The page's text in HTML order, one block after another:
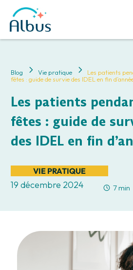
Blog 5 Vie pratique 5
Les patients
fêtes : guide de survie des IDEL en fin
Les patients
fêtes : guide de
des IDEL en fin
VIE PRATIQUE
19 décembre 2024 7 min